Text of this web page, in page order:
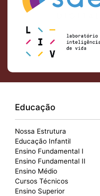
Educação
Nossa Estrutura
Educação Infantil
Ensino Fundamental I
Ensino Fundamental II
Ensino Médio
Cursos Técnicos
Ensino Superior